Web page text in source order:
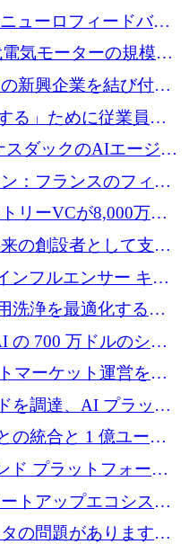
ーロを調達
ューロフィードバッ
発に65万ユーロを確
気モーターの規模拡
達
新興企業を結び付け
開始
る」ために従業員に
買い付けを実施
スダックのAIエージェ
の資金調達で
：フランスのフィン
リーVCが8,000万ド
ン事務所を開設
の創設者として支援
ァンドを立ち上げる
ンフルエンサー キャ
めにシリーズ A で
洗浄を最適化するた
の 700 万ドルのシー
マーケット運営を自
ルを調達
を調達、AI プラット
て子ども向け言語療
の統合と 1 億ユーロ
投資に拡大
ド プラットフォーム
ステムを接続するた
トアップエコシステ
の問題があります。